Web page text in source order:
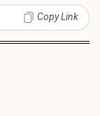
Copy Link